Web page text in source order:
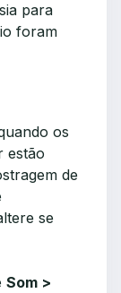
para
foram
os
estão
de
se
Som >